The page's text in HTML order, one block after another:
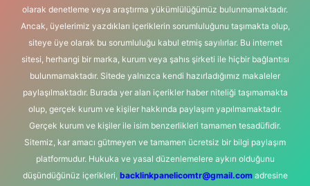
olarak denetleme veya araştırma yükümlülüğümüz bulunmamaktadır.
Ancak, üyelerimiz yazdıkları içeriklerin sorumluluğunu taşımakta olup,
siteye üye olarak bu sorumluluğu kabul etmiş sayılırlar. Bu internet
sitesi, herhangi bir marka, kurum veya şahıs şirketi ile hiçbir bağlantısı
bulunmamaktadır. Sitede yalnızca kendi hazırladığımız makaleler
paylaşılmaktadır. Burada yer alan içerikler haber niteliği taşımamakta
olup, gerçek kurum ve kişiler hakkında paylaşım yapılmamaktadır.
Gerçek kurum ve kişiler ile isim benzerlikleri tamamen tesadüfidir.
Sitemiz, kar amacı gütmeyen ve tamamen ücretsiz bir bilgi paylaşım
platformudur. Hukuka ve yasal düzenlemelere aykırı olduğunu
düşündüğünüz içerikleri, backlinkpanelicomtr@gmail.comadresine